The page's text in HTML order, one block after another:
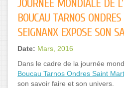
JOURNÉE MONDIALE DE
BOUCAU TARNOS
SEIGNANX EXPOSE SON
Date: Mars, 2016
Dans le cadre de la journée
Boucau Tarnos Ondres Saint
son savoir faire et son univers.